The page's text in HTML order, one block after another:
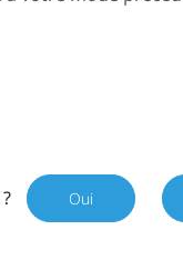
Oui